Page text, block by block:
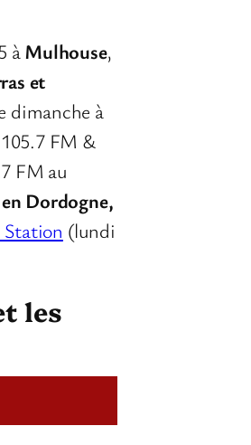
àMulhouse,
et
dimanche à
FM &
FM au
en Dordogne,
(lundi
les